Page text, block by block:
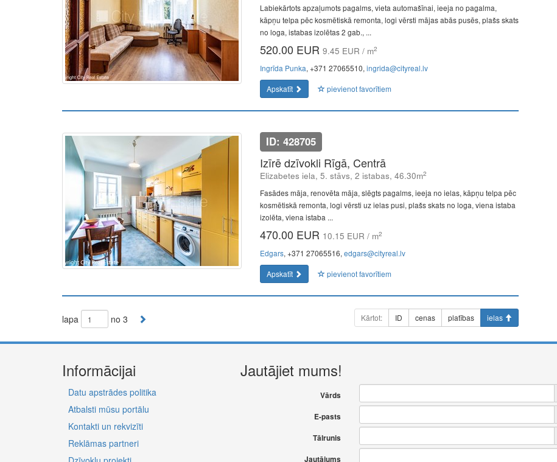
Labiekārtots apzaļumots pagalms, vieta automašīnai, ieeja no pagalma,
kāpņu telpa pēc kosmētiskā remonta, logi vērsti mājas abās pusēs, plašs skats
no loga, istabas izolētas 2 gab., ...
520.00 EUR 9.45 EUR / m2
Ingrīda Punka, +371 27065510, ingrida@cityreal.lv
Apskatīt
pievienot favorītiem
ID: 428705
Izīrē dzīvokli Rīgā, Centrā
Elizabetes iela, 5. stāvs, 2 istabas, 46.30m2
Fasādes māja, renovēta māja, slēgts pagalms, ieeja no ielas, kāpņu telpa pēc
kosmētiskā remonta, logi vērsti uz ielas pusi, plašs skats no loga, viena istaba
izolēta, viena istaba ...
470.00 EUR 10.15 EUR / m2
Edgars, +371 27065516, edgars@cityreal.lv
Apskatīt
pievienot favorītiem
lapa no 3 Kārtot: ID cenas platības ielas
Informācijai
Datu apstrādes politika
Atbalsti mūsu portālu
Kontakti un rekvizīti
Reklāmas partneri
Jautājiet mums!
Vārds
E-pasts
Tālrunis
Jautājums